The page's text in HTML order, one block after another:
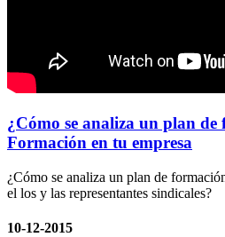
¿Cómo se analiza un plan de
Formación en tu empresa
¿Cómo se analiza un plan de
el los y las representantes sindicales?
10-12-2015